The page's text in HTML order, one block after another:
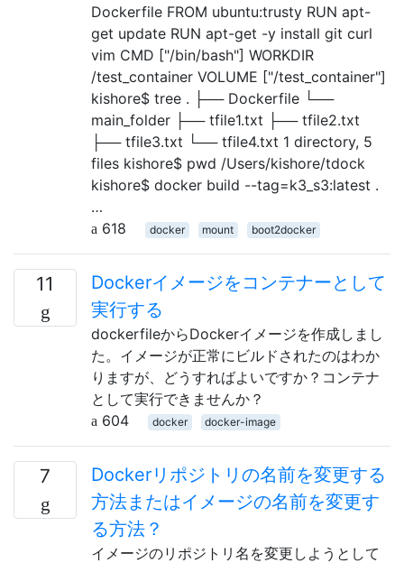
Dockerfile FROM ubuntu:trusty RUN apt-
get update RUN apt-get -y install git curl
vim CMD ["/bin/bash"] WORKDIR
/test_container VOLUME ["/test_container"]
kishore$ tree . ├── Dockerfile └──
main_folder ├── tfile1.txt ├── tfile2.txt
├── tfile3.txt └── tfile4.txt 1 directory, 5
files kishore$ pwd /Users/kishore/tdock
kishore$ docker build --tag=k3_s3:latest .
…
618
docker mount boot2docker
11
Dockerイメージをコンテナーとして
実行する
dockerfileからDockerイメージを作成しまし
た。イメージが正常にビルドされたのはわか
りますが、どうすればよいですか？コンテナ
として実行できませんか？
604
docker docker-image
7
Dockerリポジトリの名前を変更する
方法またはイメージの名前を変更す
る方法？
イメージのリポジトリ名を変更しようとして